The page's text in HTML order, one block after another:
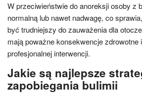
W przeciwieństwie do anoreksji osoby z
normalną lub nawet nadwagę, co
być trudniejszy do zauważenia dla
mają poważne konsekwencje zdrowotne
profesjonalnej interwencji.
Jakie są najlepsze
zapobiegania bulimii